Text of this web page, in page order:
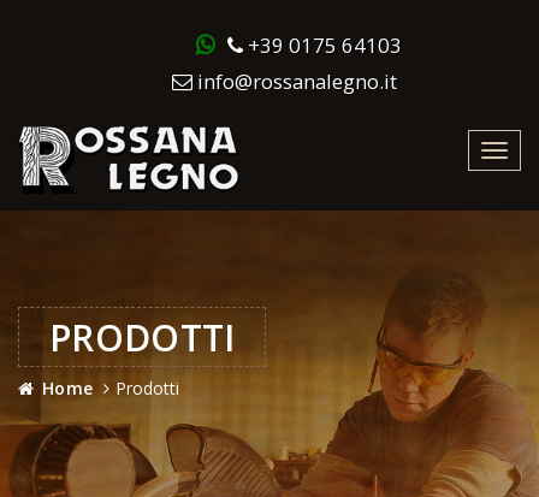
+39 0175 64103
info@rossanalegno.it
PRODOTTI
Home Prodotti